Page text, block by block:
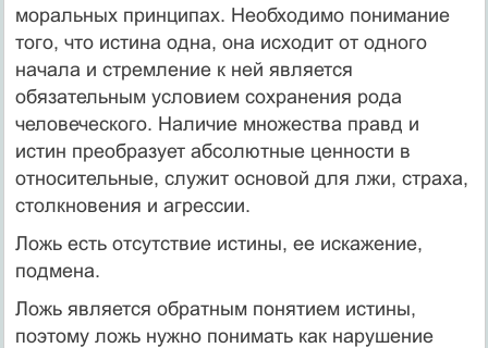
моральных принципах. Необходимо понимание
того, что истина одна, она исходит от одного
начала и стремление к ней является
обязательным условием сохранения рода
человеческого. Наличие множества правд и
истин преобразует абсолютные ценности в
относительные, служит основой для лжи, страха,
столкновения и агрессии.
Ложь есть отсутствие истины, ее искажение,
подмена.
Ложь является обратным понятием истины,
поэтому ложь нужно понимать как нарушение